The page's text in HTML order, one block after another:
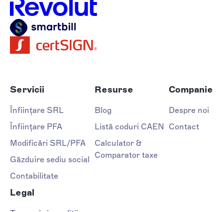
Servicii
Înființare SRL
Înființare PFA
Modificări SRL/PFA
Găzduire sediu social
Contabilitate
Resurse
Blog
Listă coduri CAEN
Calculator &
Comparator taxe
Companie
Despre noi
Contact
Legal